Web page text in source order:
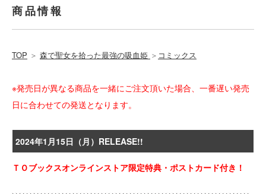
商品情報
TOP ＞ 森で聖女を拾った最強の吸血姫 ＞ コミックス
※発売日が異なる商品を一緒にご注文頂いた場合、一番遅い発売
日に合わせての発送となります。
2024年1月15日（月）RELEASE!!
ＴＯブックスオンラインストア限定特典・ポストカード付き！